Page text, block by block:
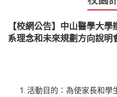
【校網公告】中山醫學大
系理念和未來規劃方向說明
活動目的：為使家長和學